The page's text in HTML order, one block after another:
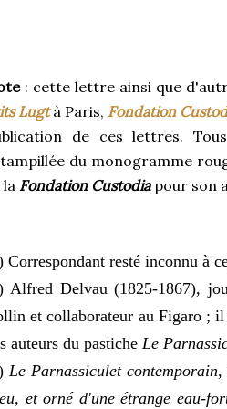
: cette lettre ainsi que
Lugtà Paris, Fondation
de ces lettres.
du monogramme
la Fondation Custodiapour son
Correspondant resté inconnu à
Alfred Delvau (1825-1867),
et collaborateur au Figaro ;
auteurs du pastiche Le
Le Parnassiculet
et orné d'une étrange eau-